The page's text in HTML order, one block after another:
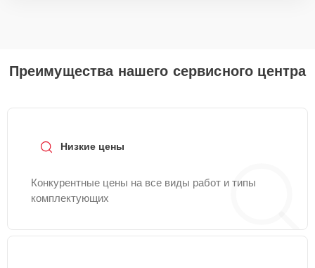
Преимущества нашего сервисного центра
Низкие цены
Конкурентные цены на все виды работ и типы
комплектующих